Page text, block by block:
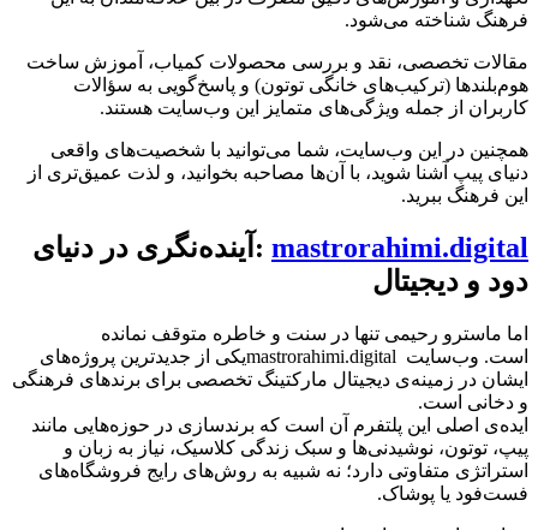
فرهنگ شناخته می‌شود.
مقالات تخصصی، نقد و بررسی محصولات کمیاب، آموزش ساخت
هوم‌بلندها (ترکیب‌های خانگی توتون) و پاسخ‌گویی به سؤالات
کاربران از جمله ویژگی‌های متمایز این وب‌سایت هستند.
همچنین در این وب‌سایت، شما می‌توانید با شخصیت‌های واقعی
دنیای پیپ آشنا شوید، با آن‌ها مصاحبه بخوانید، و لذت عمیق‌تری از
این فرهنگ ببرید.
mastrorahimi.digital
: آینده‌نگری در دنیای
دود و دیجیتال
اما ماسترو رحیمی تنها در سنت و خاطره متوقف نمانده
است. وب‌سایت mastrorahimi.digitalیکی از جدیدترین پروژه‌های
ایشان در زمینه‌ی دیجیتال مارکتینگ تخصصی برای برندهای فرهنگی
و دخانی است.
ایده‌ی اصلی این پلتفرم آن است که برندسازی در حوزه‌هایی مانند
پیپ، توتون، نوشیدنی‌ها و سبک زندگی کلاسیک، نیاز به زبان و
استراتژی متفاوتی دارد؛ نه شبیه به روش‌های رایج فروشگاه‌های
فست‌فود یا پوشاک.